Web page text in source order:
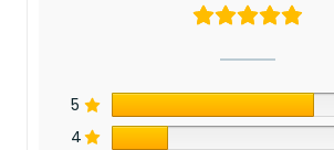
5
4